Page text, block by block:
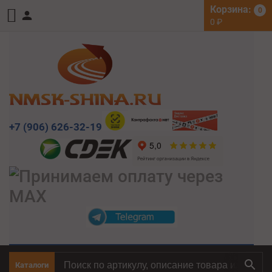
Корзина: 0
0 ₽
+7 (906) 626-32-19
Каталоги